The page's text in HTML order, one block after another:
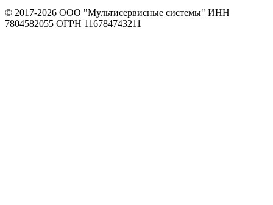
© 2017-2026 ООО "Мультисервисные системы" ИНН
7804582055 ОГРН 116784743211